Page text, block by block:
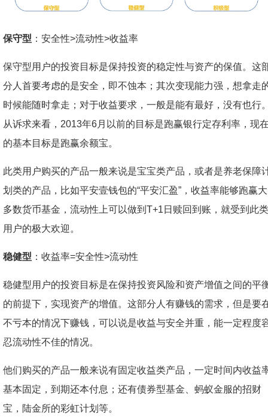
保守型 ：安全性>流动性>收益率
保守型用户的投资目标是保持投资的稳定性与资产的保值。这
分人首要考虑的是安全，即不蚀本；其次变现能力强，想拿走
时候能随时拿走；对于收益要求，一般是能有最好，没有也行
从诉求来看，2013年6月以前的目标是跑赢银行定存利率，现
的基本目标是跑赢余额宝。
此类用户购买的产品一般来说是宝宝类产品，或者是养老保障
划类的产品，比如平安壹钱包的“平安汇盈”，收益率能够跑赢大
多数货币基金，流动性上可以做到T+1日赎回到账，就受到此类
用户的极大欢迎。
稳健型 ：收益率=安全性>流动性
稳健型用户的投资目标是在保持投资风险和资产增值之间的平
的前提下，实现资产的增值。这部分人有赚钱的需求，但是要
不亏本的情况下赚钱，可以说是收益与安全并重，能一定程度
忍流动性不佳的情况。
他们购买的产品一般来说有固定收益类产品，一定时间内收益
基本固定，到期还本付息；还有债券型基金、蚂蚁金服的招财
宝，陆金所的彩虹计划等。